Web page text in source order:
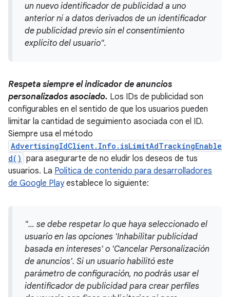
un nuevo identificador de publicidad a uno
anterior ni a datos derivados de un identificador
de publicidad previo sin el consentimiento
explícito del usuario".
Respeta siempre el indicador de anuncios
personalizados asociado. Los IDs de publicidad son
configurables en el sentido de que los usuarios pueden
limitar la cantidad de seguimiento asociada con el ID.
Siempre usa el método
AdvertisingIdClient.Info.isLimitAdTrackingEnable
d() para asegurarte de no eludir los deseos de tus
usuarios. La Política de contenido para desarrolladores
de Google Playestablece lo siguiente:
"… se debe respetar lo que haya seleccionado el
usuario en las opciones 'Inhabilitar publicidad
basada en intereses' o 'Cancelar Personalización
de anuncios'. Si un usuario habilitó este
parámetro de configuración, no podrás usar el
identificador de publicidad para crear perfiles